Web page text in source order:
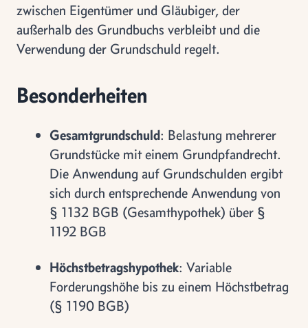
zwischen Eigentümer und Gläubiger, der
außerhalb des Grundbuchs verbleibt und die
Verwendung der Grundschuld regelt.
Besonderheiten
Gesamtgrundschuld: Belastung mehrerer
Grundstücke mit einem Grundpfandrecht.
Die Anwendung auf Grundschulden ergibt
sich durch entsprechende Anwendung von
§ 1132 BGB (Gesamthypothek) über §
1192 BGB
Höchstbetragshypothek: Variable
Forderungshöhe bis zu einem Höchstbetrag
(§ 1190 BGB)